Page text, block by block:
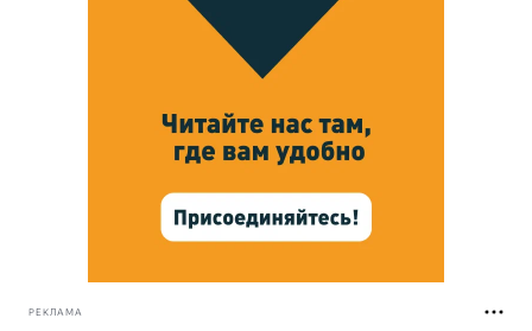
РЕКЛАМА